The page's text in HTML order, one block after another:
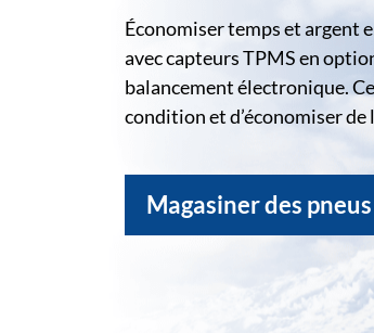
Économiser temps et argent
avec capteurs TPMS en
balancement électronique.
condition et d’économiser de
Magasiner des pneus